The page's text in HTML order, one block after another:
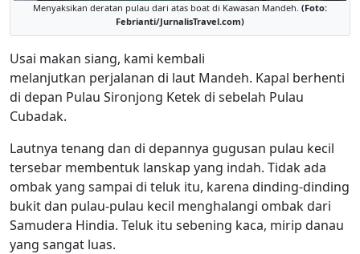
Menyaksikan deratan pulau dari atas boat di Kawasan Mandeh. (Foto:
Febrianti/JurnalisTravel.com)
Usai makan siang, kami kembali
melanjutkan perjalanan di laut Mandeh. Kapal berhenti
di depan Pulau Sironjong Ketek di sebelah Pulau
Cubadak.
Lautnya tenang dan di depannya gugusan pulau kecil
tersebar membentuk lanskap yang indah. Tidak ada
ombak yang sampai di teluk itu, karena dinding-dinding
bukit dan pulau-pulau kecil menghalangi ombak dari
Samudera Hindia. Teluk itu sebening kaca, mirip danau
yang sangat luas.